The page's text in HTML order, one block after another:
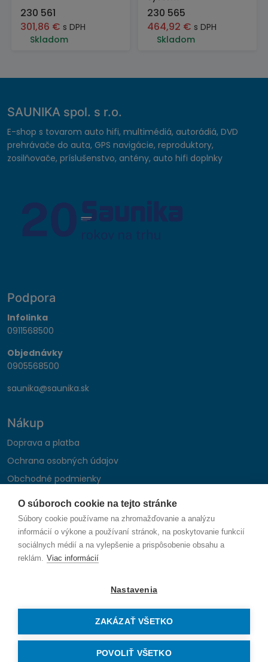
O súboroch cookie na tejto stránke
Súbory cookie používame na zhromažďovanie a analýzu
informácií o výkone a používaní stránok, na poskytovanie funkcií
sociálnych médií a na vylepšenie a prispôsobenie obsahu a
reklám. Viac informácií
Nastavenia
ZAKÁZAŤ VŠETKO
POVOLIŤ VŠETKO
230 561
301,86 € s DPH
Skladom
230 565
464,92 € s DPH
Skladom
SAUNIKA spol. s r.o.
E-shop s tovarom auto hifi, multimédiá, autorádiá, DVD
prehrávače do auta, GPS navigácie, reproduktory,
zosilňovače, príslušenstvo, antény, auto hifi doplnky
Podpora
Infolinka
0911568500
Objednávky
0905568500
saunika@saunika.sk
Nákup
Doprava a platba
Ochrana osobných údajov
Obchodné podmienky
Reklamačný poriadok
Montáž autohifi
Formulár na odstúpenie od zmluvy
Sledujte nás
Vytvorené na mieru oddenva.sk